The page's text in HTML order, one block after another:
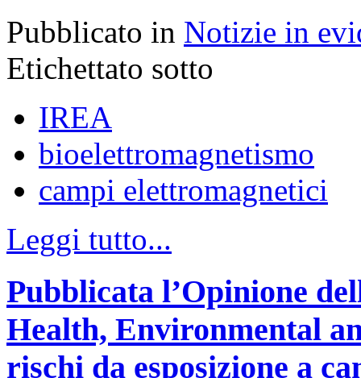
Pubblicato in Notizie in
Etichettato sotto
IREA
bioelettromagnetismo
campi elettromagnetici
Leggi tutto...
Pubblicata l’Opinione
Health, Environmental
rischi da esposizione a